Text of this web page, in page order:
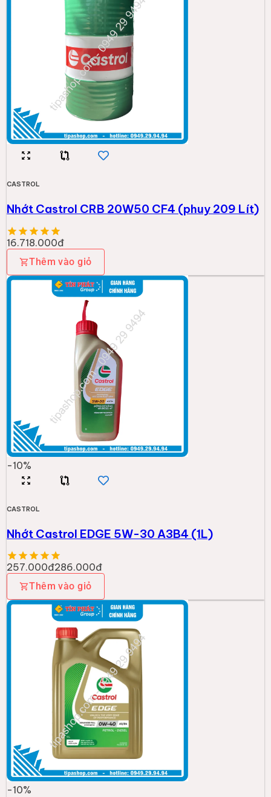
CASTROL
Nhớt Castrol CRB 20W50 CF4 (phuy 209 Lít)
16.718.000đ
Thêm vào giỏ
-10%
CASTROL
Nhớt Castrol EDGE 5W-30 A3B4 (1L)
257.000đ286.000đ
Thêm vào giỏ
-10%